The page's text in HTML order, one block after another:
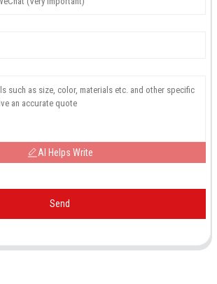
AI Helps Write
Send